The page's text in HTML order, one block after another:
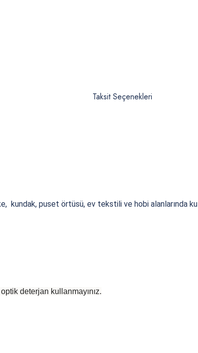
Taksit Seçenekleri
kundak, puset örtüsü, ev tekstili ve hobi alanlarında
deterjan kullanmayınız.